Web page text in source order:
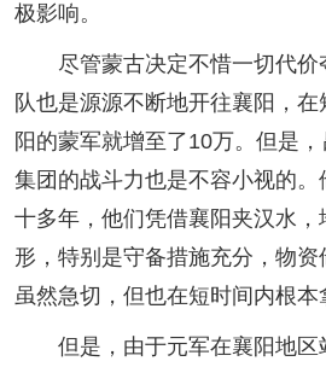
极影响。
尽管蒙古决定不惜一切代价
队也是源源不断地开往襄阳，
阳的蒙军就增至了10万。但是
集团的战斗力也是不容小视的
十多年，他们凭借襄阳夹汉水
形，特别是守备措施充分，物
虽然急切，但也在短时间内根本
但是，由于元军在襄阳地区